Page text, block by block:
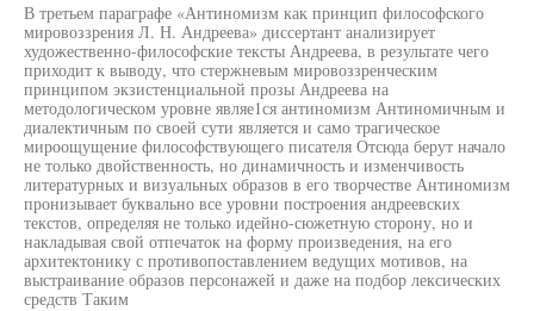
В третьем параграфе «Антиномизм как принцип философского
мировоззрения Л. Н. Андреева» диссертант анализирует
художественно-философские тексты Андреева, в результате чего
приходит к выводу, что стержневым мировоззренческим
принципом экзистенциальной прозы Андреева на
методологическом уровне являе1ся антиномизм Антиномичным и
диалектичным по своей сути является и само трагическое
мироощущение философствующего писателя Отсюда берут начало
не только двойственность, но динамичность и изменчивость
литературных и визуальных образов в его творчестве Антиномизм
пронизывает буквально все уровни построения андреевских
текстов, определяя не только идейно-сюжетную сторону, но и
накладывая свой отпечаток на форму произведения, на его
архитектонику с противопоставлением ведущих мотивов, на
выстраивание образов персонажей и даже на подбор лексических
средств Таким